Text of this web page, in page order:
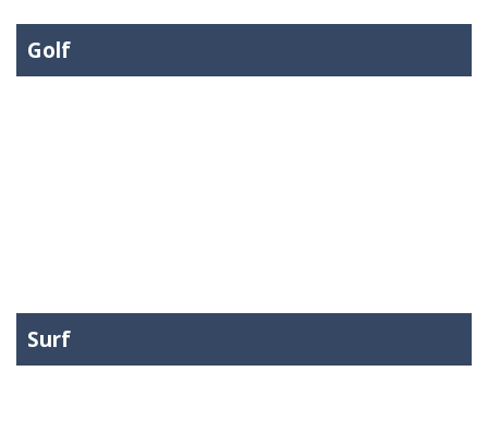
Golf
Surf